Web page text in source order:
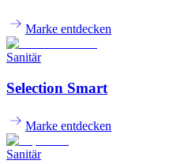
Marke entdecken
Sanitär
Selection Smart
Marke entdecken
Sanitär